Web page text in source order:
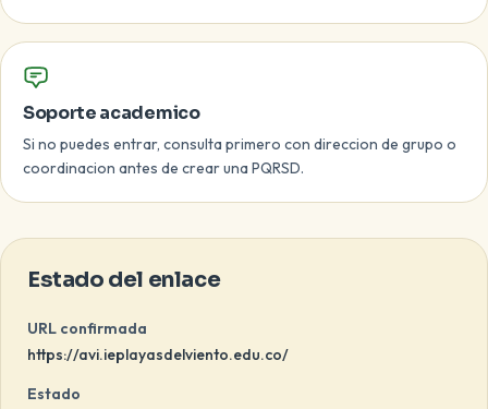
Soporte academico
Si no puedes entrar, consulta primero con direccion de grupo o
coordinacion antes de crear una PQRSD.
Estado del enlace
URL confirmada
https://avi.ieplayasdelviento.edu.co/
Estado